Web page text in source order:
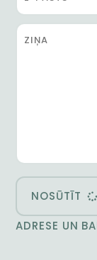
NOSŪTĪT
ADRESE UN